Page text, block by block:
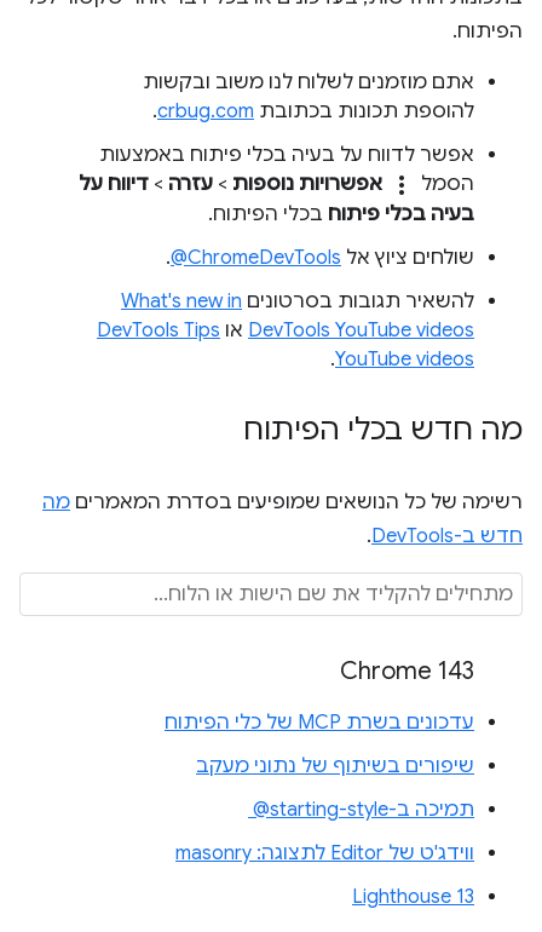
הפיתוח.
אתם מוזמנים לשלוח לנו משוב ובקשות
להוספת תכונות בכתובת crbug.com
.
אפשר לדווח על בעיה בכלי פיתוח באמצעות
הסמל
more_vert אפשרויות נוספות > עזרה > דיווח על
בעיה בכלי פיתוח בכלי הפיתוח.
שולחים ציוץ אל ‎@ChromeDevTools
.
להשאיר תגובות בסרטונים What's new in
DevTools YouTube videos או DevTools Tips
YouTube videos
.
מה חדש בכלי הפיתוח
רשימה של כל הנושאים שמופיעים בסדרת המאמרים מה
חדש ב-DevTools
.
Chrome 143
עדכונים בשרת MCP של כלי הפיתוח
שיפורים בשיתוף של נתוני מעקב
תמיכה ב-‎ @starting-style
ווידג'ט של Editor לתצוגה: masonry
Lighthouse 13